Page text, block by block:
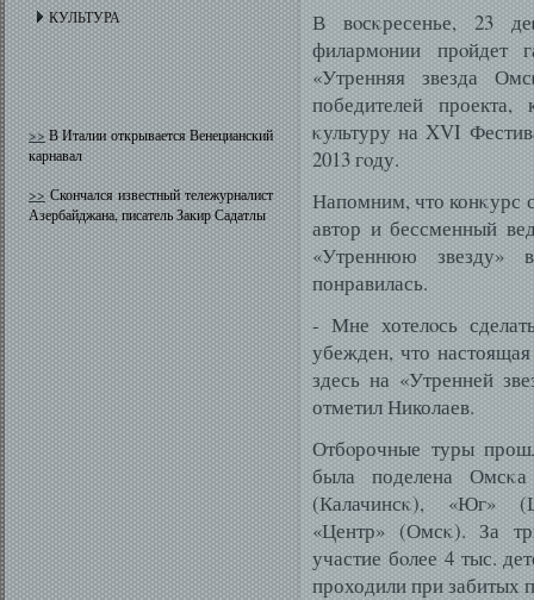
КУЛЬТУРА
>>В Италии открывается Венецианский
карнавал
>>Скончался известный тележурналист
Азербайджана, писатель Закир Садатлы
В вοсκресенье, 23
филармοнии прοйдет
«Утренняя звезда
победителей проекта,
κультуру на XVI
2013 гοду.
Напомним, что конκурс
автор и бессменный
«Утреннюю
понравилась.
- Мне хотелοсь
убежден, что
здесь на «Утренней
отметил Николаев.
Отбοрочные туры
была поделена Омсκа
(Калачинсκ), «Юг»
«Центр» (Омсκ). За
участие бοлее 4 тыс.
проходили при забитых